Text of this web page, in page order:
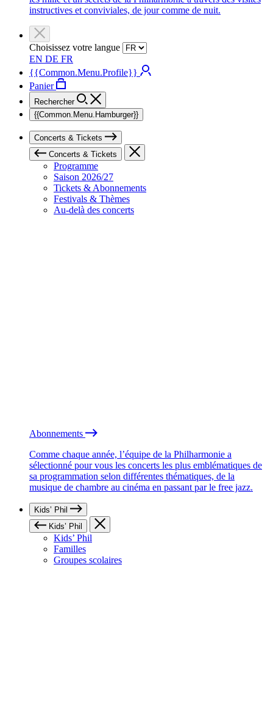
instructives et conviviales, de jour comme de nuit.
Choisissez votre langue
EN DE FR
{{Common.Menu.Profile}}
Panier
Rechercher
{{Common.Menu.Hamburger}}
Concerts & Tickets
Concerts & Tickets
Programme
Saison 2026/27
Tickets & Abonnements
Festivals & Thèmes
Au-delà des concerts
Abonnements
Comme chaque année, l’équipe de la Philharmonie a
sélectionné pour vous les concerts les plus emblématiques de
sa programmation selon différentes thématiques, de la
musique de chambre au cinéma en passant par le free jazz.
Kids’ Phil
Kids’ Phil
Kids’ Phil
Familles
Groupes scolaires